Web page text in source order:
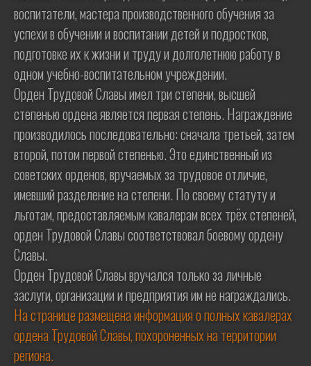
воспитатели, мастера производственного обучения за
успехи в обучении и воспитании детей и подростков,
подготовке их к жизни и труду и долголетнюю работу в
одном учебно-воспитательном учреждении.
Орден Трудовой Славы имел три степени, высшей
степенью ордена является первая степень. Награждение
производилось последовательно: сначала третьей, затем
второй, потом первой степенью. Это единственный из
советских орденов, вручаемых за трудовое отличие,
имевший разделение на степени. По своему статуту и
льготам, предоставляемым кавалерам всех трёх степеней,
орден Трудовой Славы соответствовал боевому ордену
Славы.
Орден Трудовой Славы вручался только за личные
заслуги, организации и предприятия им не награждались.
На странице размещена информация о полных кавалерах
ордена Трудовой Славы, похороненных на территории
региона.